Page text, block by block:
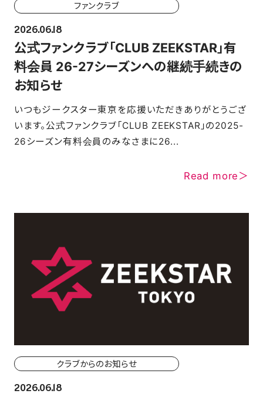
スクール体験・入会希望
FAQ
ファンクラブ
2026.06.18
公式ファンクラブ「CLUB ZEEKSTAR」有
料会員 26-27シーズンへの継続手続きの
お知らせ
いつもジークスター東京を応援いただきありがとうござ
います。公式ファンクラブ「CLUB ZEEKSTAR」の2025-
26シーズン有料会員のみなさまに26...
Read more＞
クラブからのお知らせ
2026.06.18